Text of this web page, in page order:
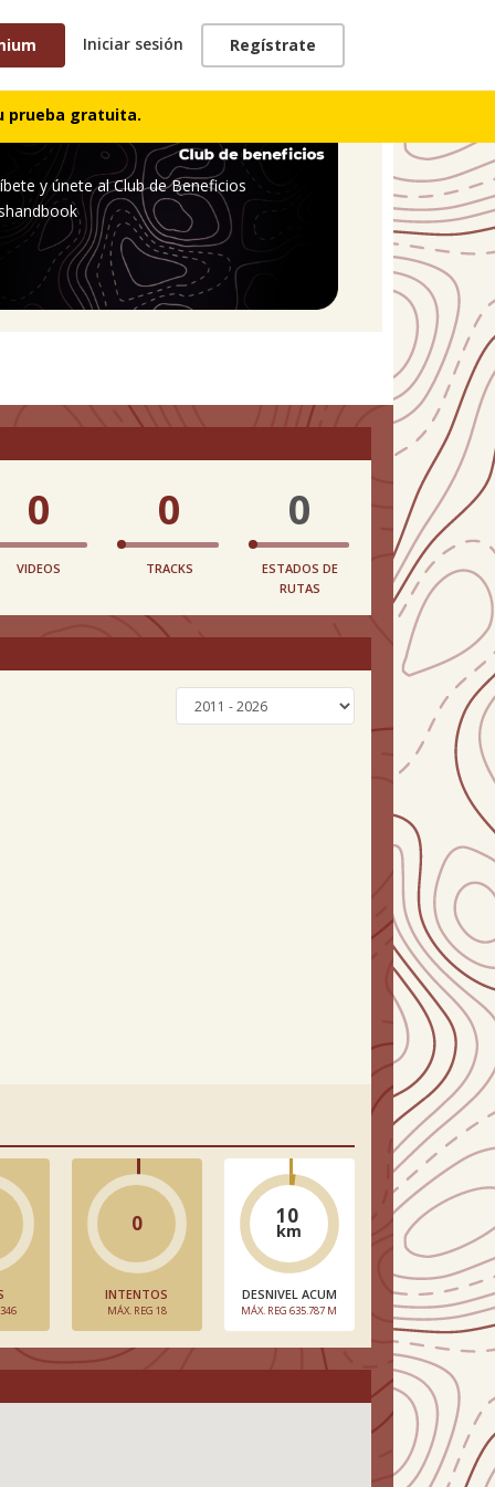
Iniciar sesión Regístrate
prueba gratuita.
y únete al Club de Beneficios
0
VIDEOS
0
TRACKS
0
ESTADOS DE
RUTAS
0
INTENTOS
MÁX. REG 18
10
km
DESNIVEL ACUM
MÁX. REG 635.787 M